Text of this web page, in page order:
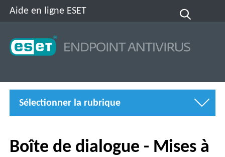
Aide en ligne ESET
Sélectionner la rubrique
Boîte de dialogue - Mises à